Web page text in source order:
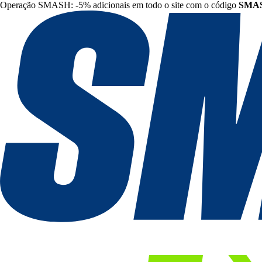
Operação SMASH: -5% adicionais em todo o site com o código